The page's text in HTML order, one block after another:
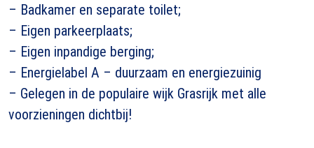
– Badkamer en separate toilet;
– Eigen parkeerplaats;
– Eigen inpandige berging;
– Energielabel A – duurzaam en energiezuinig
– Gelegen in de populaire wijk Grasrijk met alle
voorzieningen dichtbij!